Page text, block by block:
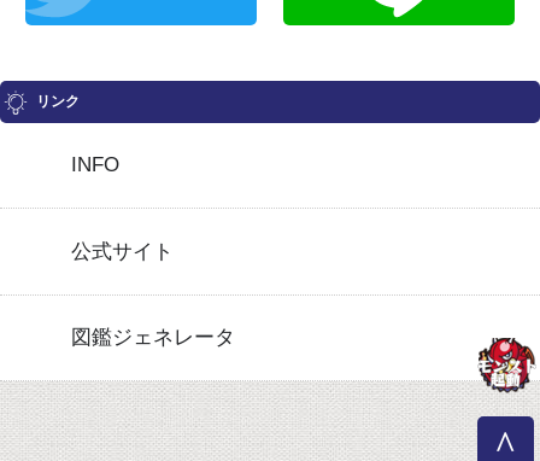
リンク
INFO
公式サイト
図鑑ジェネレータ